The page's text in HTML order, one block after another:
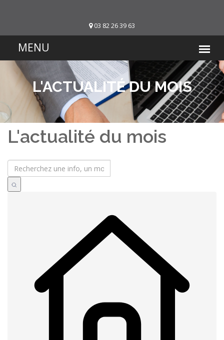
03 82 26 39 63
L'ACTUALITÉ DU MOIS
L'actualité du mois